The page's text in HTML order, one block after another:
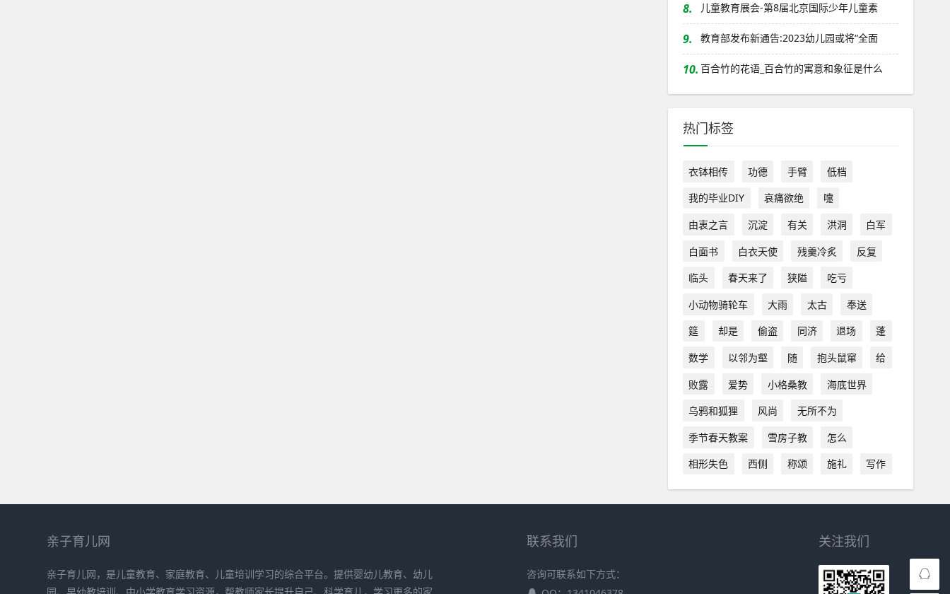
8. 儿童教育展会-第8届北京国际少年儿童素
9. 教育部发布新通告:2023幼儿园或将“全面
10. 百合竹的花语_百合竹的寓意和象征是什么
热门标签
衣钵相传 功德 手臂
低档
我的毕业DIY
哀痛欲绝
嚏
由衷之言
沉淀 有关 洪洞
白军
白面书
白衣天使 残羹冷炙
反复
临头
春天来了 狭隘
吃亏
小动物骑轮车
大雨 太古
奉送
筵
却是 偷盗 同济 退场
蓬
数学
以邻为壑 随 抱头鼠窜
给
败露
爱势 小格桑教
海底世界
乌鸦和狐狸
风尚
无所不为
季节春天教案
雪房子教
怎么
相形失色
西侧 称颂 施礼 写作
亲子育儿网
亲子育儿网，是儿童教育、家庭教育、儿童培训学习的综合平台。提供婴幼儿教育、幼儿
联系我们
咨询可联系如下方式：
关注我们